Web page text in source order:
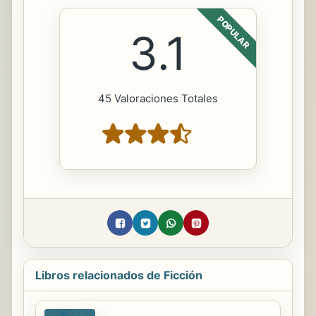
POPULAR
3.1
45 Valoraciones Totales
Libros relacionados de Ficción